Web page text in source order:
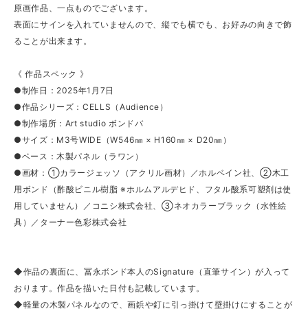
原画作品、一点ものでございます。
表面にサインを入れていませんので、縦でも横でも、お好みの向きで飾
ることが出来ます。
《 作品スペック 》
●制作日：2025年1月7日
●作品シリーズ：CELLS（Audience）
●制作場所：Art studio ボンドバ
●サイズ：M3号WIDE（W546㎜ × H160㎜ × D20㎜）
●ベース：木製パネル（ラワン）
●画材：①カラージェッソ（アクリル画材）／ホルベイン社、②木工
用ボンド（酢酸ビニル樹脂 ※ホルムアルデヒド、フタル酸系可塑剤は使
用していません）／コニシ株式会社、③ネオカラーブラック（水性絵
具）／ターナー色彩株式会社
◆作品の裏面に、冨永ボンド本人のSignature（直筆サイン）が入って
おります。作品を描いた日付も記載しています。
◆軽量の木製パネルなので、画鋲や釘に引っ掛けて壁掛けにすることが